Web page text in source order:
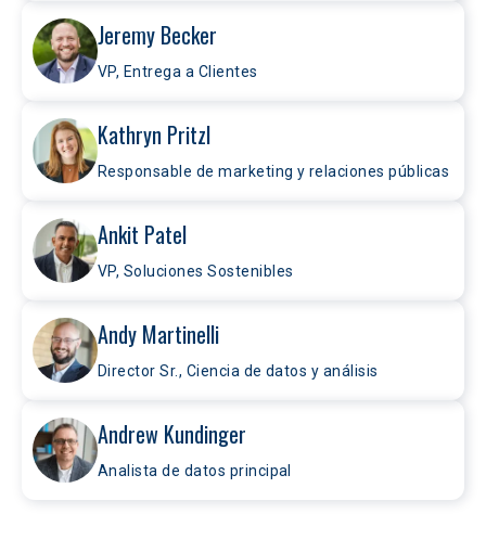
Jeremy Becker
VP, Entrega a Clientes
Kathryn Pritzl
Responsable de marketing y relaciones públicas
Ankit Patel
VP, Soluciones Sostenibles
Andy Martinelli
Director Sr., Ciencia de datos y análisis
Andrew Kundinger
Analista de datos principal